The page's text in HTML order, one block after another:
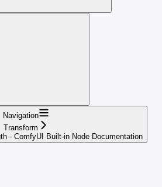
Navigation
Transform
- ComfyUI Built-in Node Documentation